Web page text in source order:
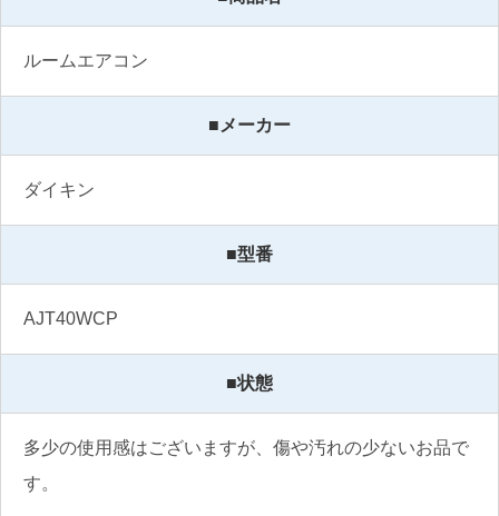
ルームエアコン
■メーカー
ダイキン
■型番
AJT40WCP
■状態
多少の使用感はございますが、傷や汚れの少ないお品で
す。